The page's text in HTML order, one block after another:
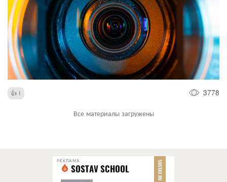
1 3778
Все материалы загружены
РЕКЛАМА